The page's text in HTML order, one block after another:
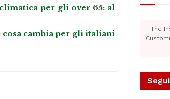
per gli over 65: al
cosa cambia per gli italiani
The